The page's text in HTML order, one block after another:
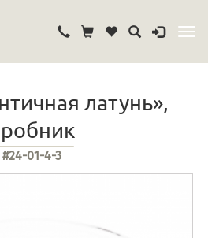
латунь»,
#24-01-4-3